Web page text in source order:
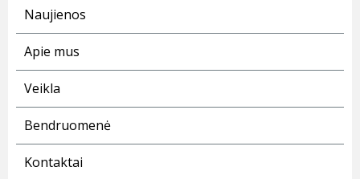
Naujienos
Apie mus
Veikla
Bendruomenė
Kontaktai